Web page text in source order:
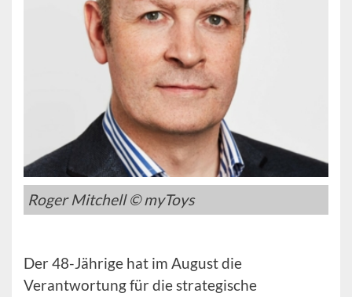
Roger Mitchell © myToys
Der 48-Jährige hat im August die
Verantwortung für die strategische